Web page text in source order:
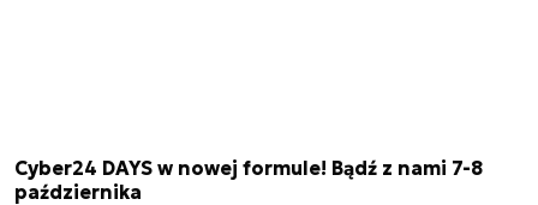
Cyber24 DAYS w nowej formule! Bądź z nami 7-8
października